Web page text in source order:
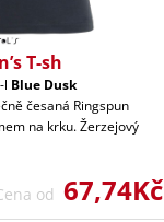
T-sh
l Blue Dusk
česaná Ringspun
na krku. Žerzejový
od 67,74Kč